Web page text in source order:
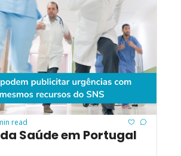
read
Saúde em Portugal